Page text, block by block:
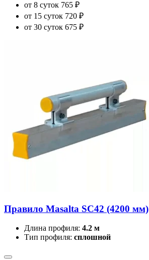
от 8 суток 765 ₽
от 15 суток 720 ₽
от 30 суток 675 ₽
Правило Masalta SC42 (4200 мм)
Длина профиля: 4.2 м
Тип профиля: сплошной